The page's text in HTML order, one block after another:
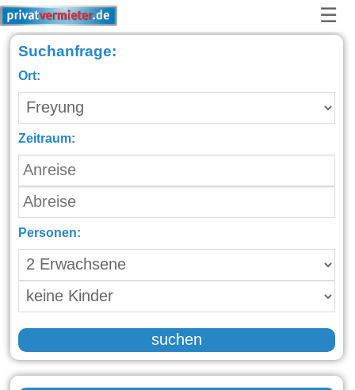
☰
Suchanfrage:
Ort:
Zeitraum:
Personen:
suchen